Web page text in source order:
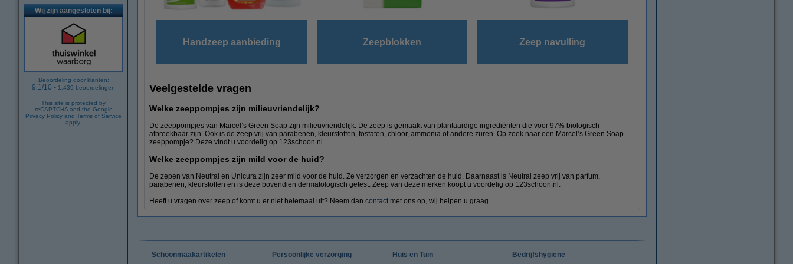
Wij zijn aangesloten bij:
Beoordeling door klanten:
9.1/10 - 1.439 beoordelingen
This site is protected by
reCAPTCHA and the Google
Privacy Policy and Terms of Service
apply.
Handzeep aanbieding Zeepblokken Zeep navulling
Veelgestelde vragen
Welke zeeppompjes zijn milieuvriendelijk?
De zeeppompjes van Marcel’s Green Soap zijn milieuvriendelijk. De zeep is gemaakt van plantaardige ingrediënten die voor 97% biologisch
afbreekbaar zijn. Ook is de zeep vrij van parabenen, kleurstoffen, fosfaten, chloor, ammonia of andere zuren. Op zoek naar een Marcel’s Green Soap
zeeppompje? Deze vindt u voordelig op 123schoon.nl.
Welke zeeppompjes zijn mild voor de huid?
De zepen van Neutral en Unicura zijn zeer mild voor de huid. Ze verzorgen en verzachten de huid. Daarnaast is Neutral zeep vrij van parfum,
parabenen, kleurstoffen en is deze bovendien dermatologisch getest. Zeep van deze merken koopt u voordelig op 123schoon.nl.
Heeft u vragen over zeep of komt u er niet helemaal uit? Neem dan contact met ons op, wij helpen u graag.
Schoonmaakartikelen Persoonlijke verzorging Huis en Tuin Bedrijfshygiëne